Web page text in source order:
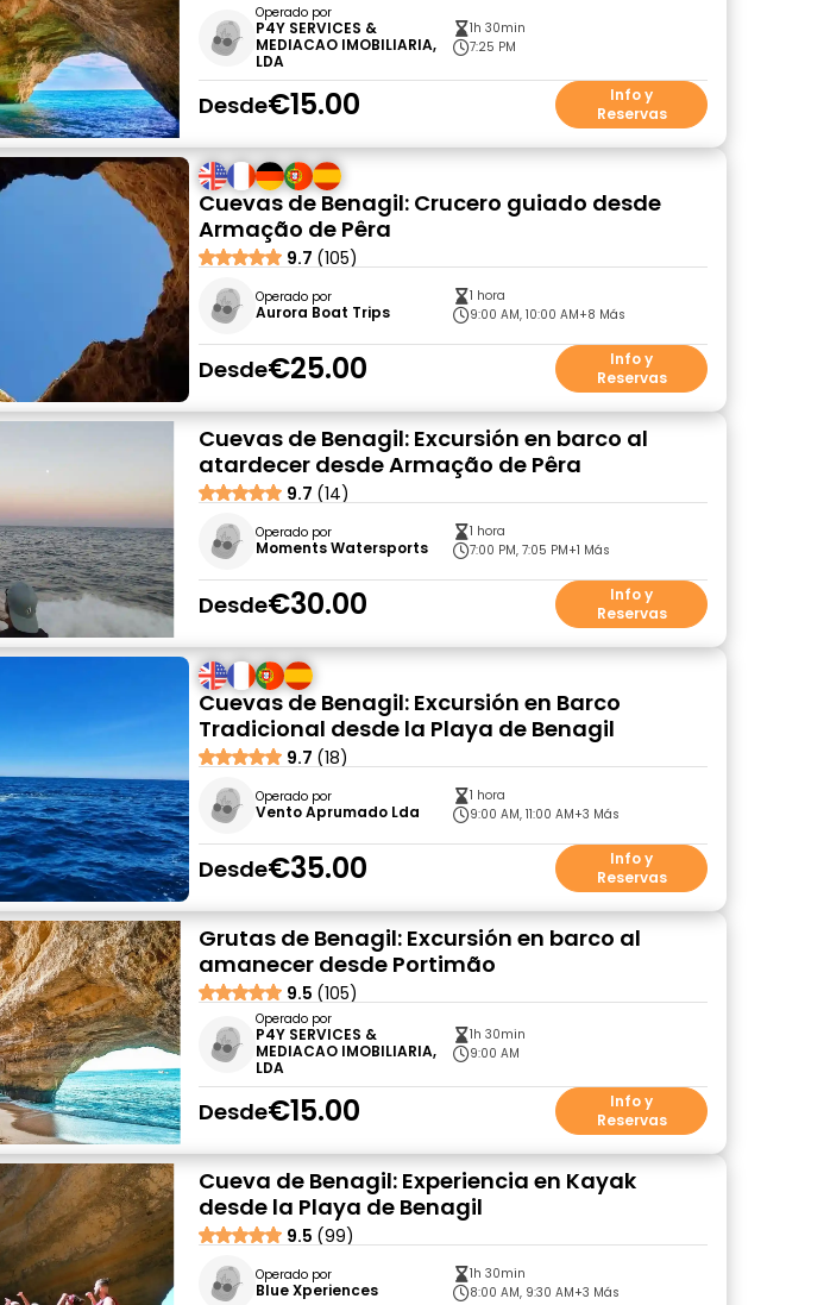
Operado por
P4Y SERVICES &
MEDIACAO IMOBILIARIA,
LDA
1h 30min
7:25 PM
Desde€15.00
Info y
Reservas
Cuevas de Benagil: Crucero guiado desde
Armação de Pêra
9.7 (105)
Operado por
Aurora Boat Trips
1 hora
9:00 AM, 10:00 AM+8 Más
Desde€25.00
Info y
Reservas
Cuevas de Benagil: Excursión en barco al
atardecer desde Armação de Pêra
9.7 (14)
Operado por
Moments Watersports
1 hora
7:00 PM, 7:05 PM+1 Más
Desde€30.00
Info y
Reservas
Cuevas de Benagil: Excursión en Barco
Tradicional desde la Playa de Benagil
9.7 (18)
Operado por
Vento Aprumado Lda
1 hora
9:00 AM, 11:00 AM+3 Más
Desde€35.00
Info y
Reservas
Grutas de Benagil: Excursión en barco al
amanecer desde Portimão
9.5 (105)
Operado por
P4Y SERVICES &
MEDIACAO IMOBILIARIA,
LDA
1h 30min
9:00 AM
Desde€15.00
Info y
Reservas
Cueva de Benagil: Experiencia en Kayak
desde la Playa de Benagil
9.5 (99)
Operado por
Blue Xperiences
1h 30min
8:00 AM, 9:30 AM+3 Más